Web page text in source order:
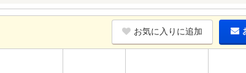
お気に入りに追加